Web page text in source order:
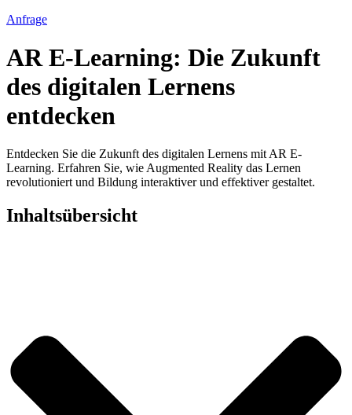
Anfrage
AR E-Learning: Die Zukunft
des digitalen Lernens
entdecken
Entdecken Sie die Zukunft des digitalen Lernens mit AR E-
Learning. Erfahren Sie, wie Augmented Reality das Lernen
revolutioniert und Bildung interaktiver und effektiver gestaltet.
Inhaltsübersicht